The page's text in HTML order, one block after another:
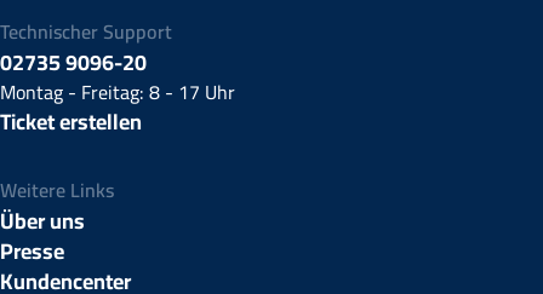
Technischer Support
02735 9096-20
Montag - Freitag: 8 - 17 Uhr
Ticket erstellen
Weitere Links
Über uns
Presse
Kundencenter